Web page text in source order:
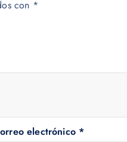
con *
electrónico *